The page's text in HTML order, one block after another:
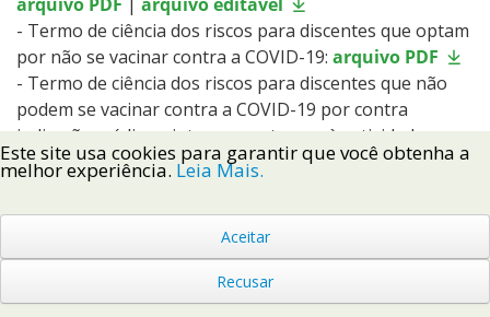
- Termo de ciência dos riscos para discentes que optam
por não se vacinar contra a COVID-19: arquivo PDF
- Termo de ciência dos riscos para discentes que não
podem se vacinar contra a COVID-19 por contra
indicação médica e interesse retornar às atividades
acadêmicas presenciais:arquivo PDF
- Declaração para candidatos cotistas vagas
remanescentes - Técnicosarquivo PDF|arquivo
- Declaração para candidatos cotistas vagas
remanescentes - Graduaçãoarquivo PDF
Este site usa cookies para garantir que você obtenha a
melhor experiência. Leia Mais.
Aceitar
Recusar